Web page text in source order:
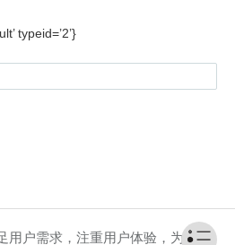
typeid=’2’}
用户需求，注重用户体验，为客户